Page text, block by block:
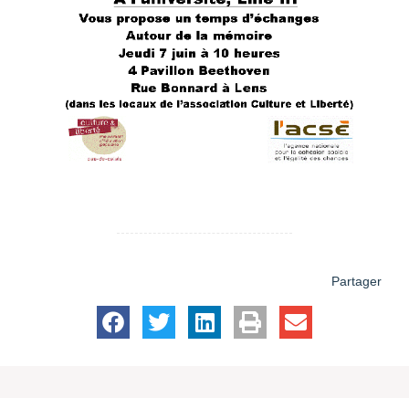
Partager